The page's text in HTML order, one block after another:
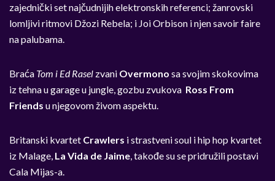
zajednički set najčudnijih elektronskih referenci; žanrovski
lomljivi ritmovi Džozi Rebela; i Joi Orbison i njen savoir faire
na palubama.
Braća Tom i Ed Rasel zvani Overmono sa svojim skokovima
iz tehna u garage u jungle, gozbu zvukova Ross From
Friends u njegovom živom aspektu.
Britanski kvartet Crawlers i strastveni soul i hip hop kvartet
iz Malage, La Vida de Jaime , takođe su se pridružili postavi
Cala Mijas-a.